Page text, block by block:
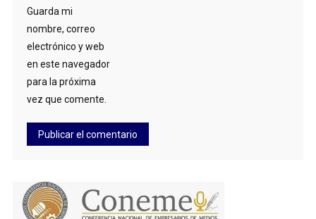
Guarda mi
nombre, correo
electrónico y web
en este navegador
para la próxima
vez que comente.